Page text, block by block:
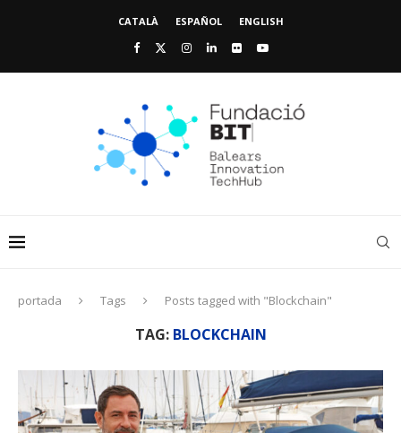
CATALÀ ESPAÑOL ENGLISH
portada Tags Posts tagged with "Blockchain"
TAG: BLOCKCHAIN